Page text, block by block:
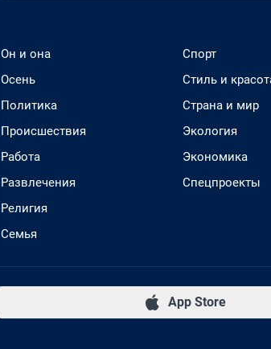
Он и она
Осень
Политика
Происшествия
Работа
Развлечения
Религия
Семья
Спорт
Стиль и
Страна и мир
Экология
Экономика
Спецпроекты
App Store